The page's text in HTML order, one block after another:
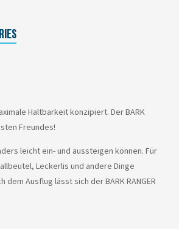
Haltbarkeit konzipiert. Der BARK
Freundes!
leicht ein- und aussteigen können. Für
Leckerlis und andere Dinge
Ausflug lässt sich der BARK RANGER